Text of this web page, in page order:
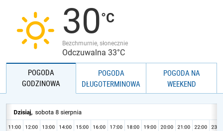
JAKOŚĆ POWIETRZA30
Bezchmurnie, słonecznie
Odczuwalna 33°C
POGODA
GODZINOWA
POGODA
DŁUGOTERMINOWA
POGODA NA
WEEKEND